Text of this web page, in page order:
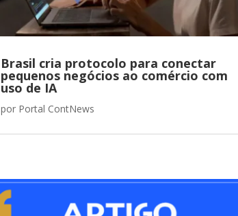
Brasil cria protocolo para conectar
pequenos negócios ao comércio com
uso de IA
por Portal ContNews